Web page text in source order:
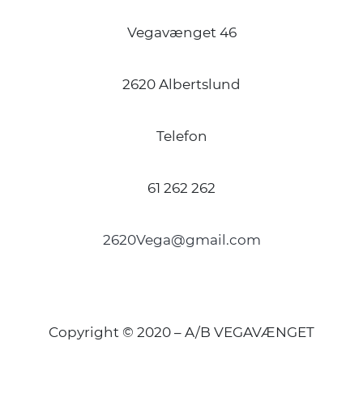
Vegavænget 46
2620 Albertslund
Telefon
61 262 262
2620Vega@gmail.com
Copyright © 2020 – A/B VEGAVÆNGET